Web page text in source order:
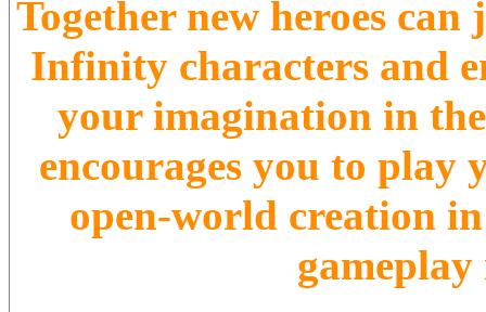
Together new heroes
Infinity characters and
your imagination in
encourages you to play
open-world creation
gameplay